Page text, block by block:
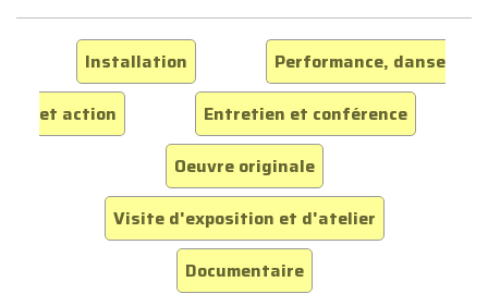
Installation
Performance, danse
et action
Entretien et conférence
Oeuvre originale
Visite d'exposition et d'atelier
Documentaire